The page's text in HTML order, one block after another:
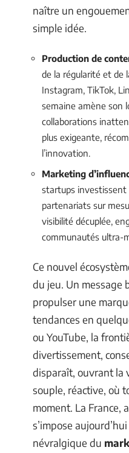
naître un
simple idée.
Production de
de la régularité et de
Instagram, TikTok,
semaine amène son
collaborations
plus exigeante,
l’innovation.
Marketing
startups investissent
partenariats sur
visibilité décuplée,
communautés ultra-
Ce nouvel
du jeu. Un message
propulser une
tendances en
ou YouTube, la
divertissement,
disparaît, ouvrant la
souple, réactive, où
moment. La France,
s’impose
névralgique du